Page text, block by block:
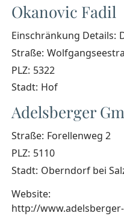
Okanovic Fadil
Einschränkung Details:
Straße:
PLZ: 5322
Stadt: Hof
Adelsberger
Straße: Forellenweg 2
PLZ: 5110
Stadt: Oberndorf bei
Website:
http://